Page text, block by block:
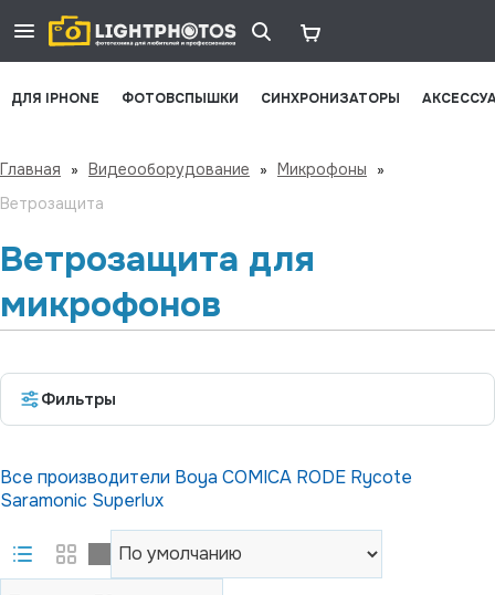
ДЛЯ IPHONE ФОТОВСПЫШКИ СИНХРОНИЗАТОРЫ
Главная » Видеооборудование » Микрофоны
»
Ветрозащита
Ветрозащита для
микрофонов
Фильтры
Все производители Boya COMICA RODE Rycote
Saramonic Superlux